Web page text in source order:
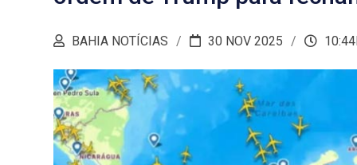
BAHIA NOTÍCIAS 30 NOV 2025